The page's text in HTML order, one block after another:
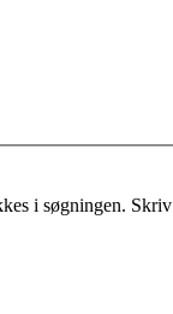
i søgningen.